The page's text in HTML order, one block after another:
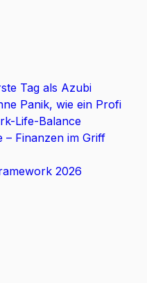
Tag als Azubi
Panik, wie ein Profi
Life-Balance
Finanzen im Griff
2026